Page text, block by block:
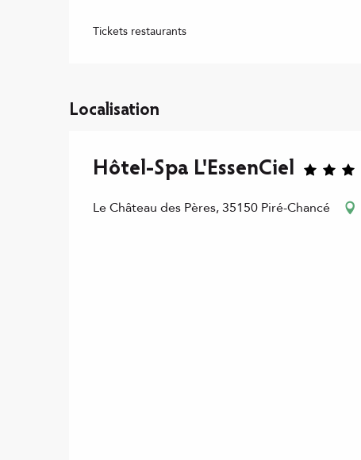
Tickets restaurants
Localisation
Hôtel-Spa L'EssenCiel
Le Château des Pères, 35150 Piré-Chancé